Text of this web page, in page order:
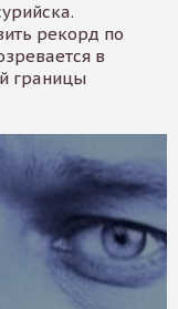
рекорд по
в
границы